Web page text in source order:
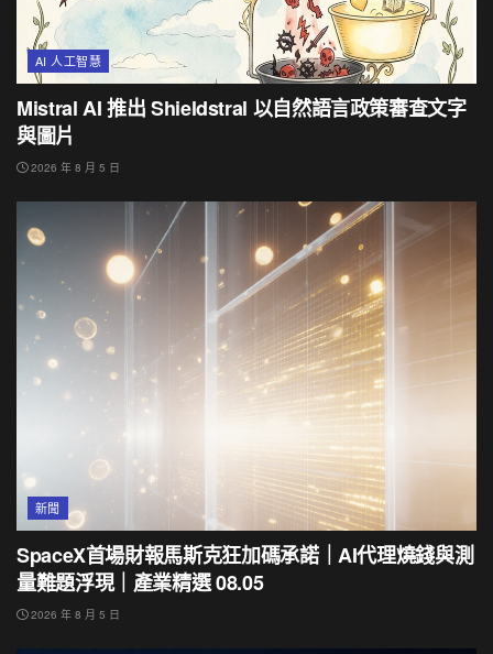
AI 人工智慧
Mistral AI 推出 Shieldstral 以自然語言政策審查文字
與圖片
2026 年 8 月 5 日
新聞
SpaceX首場財報馬斯克狂加碼承諾｜AI代理燒錢與測
量難題浮現｜產業精選 08.05
2026 年 8 月 5 日